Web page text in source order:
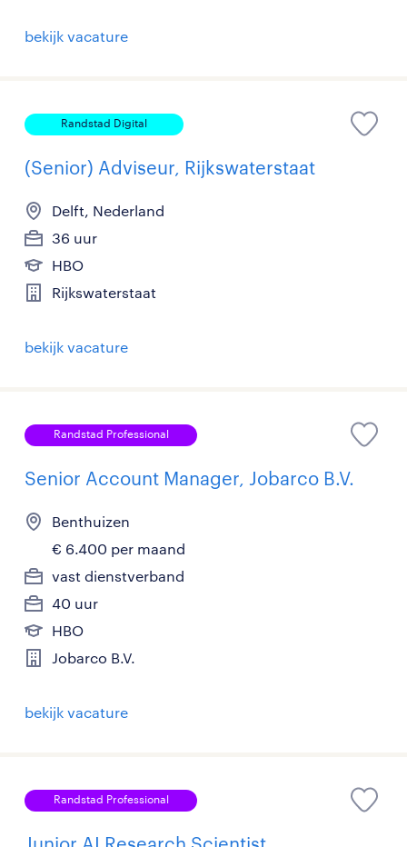
bekijk vacature
Randstad Digital
(Senior) Adviseur, Rijkswaterstaat
Delft, Nederland
36 uur
HBO
Rijkswaterstaat
bekijk vacature
Randstad Professional
Senior Account Manager, Jobarco B.V.
Benthuizen
€ 6.400 per maand
vast dienstverband
40 uur
HBO
Jobarco B.V.
bekijk vacature
Randstad Professional